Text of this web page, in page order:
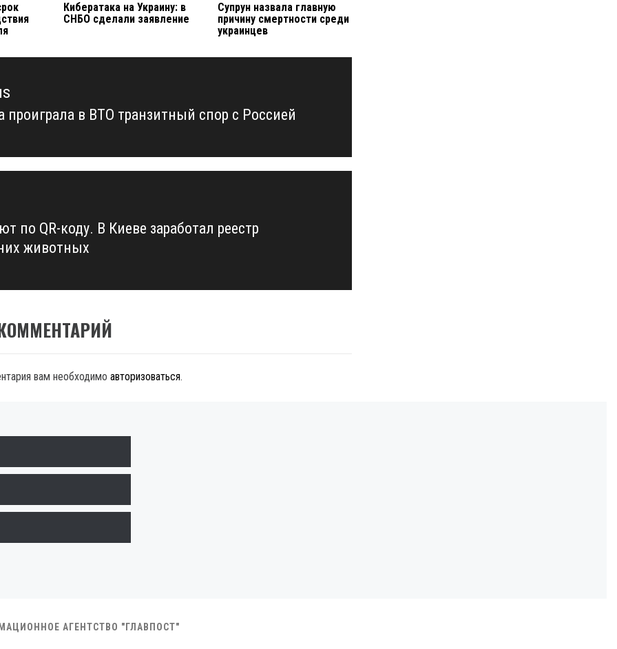
Кибератака на Украину: в
СНБО сделали заявление
Супрун назвала главную
причину смертности среди
украинцев
проиграла в ВТО транзитный спор с Россией
по QR-коду. В Киеве заработал реестр
животных
вам необходимо авторизоваться.
АГЕНТСТВО "ГЛАВПОСТ"